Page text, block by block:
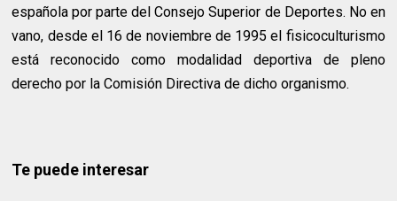
española por parte del Consejo Superior de Deportes. No en
vano, desde el 16 de noviembre de 1995 el fisicoculturismo
está reconocido como modalidad deportiva de pleno
derecho por la Comisión Directiva de dicho organismo.
Te puede interesar